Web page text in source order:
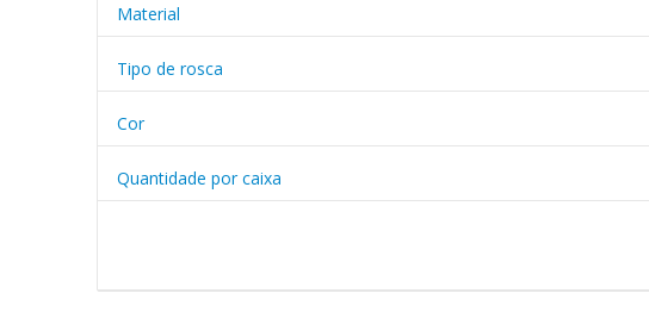
Material
Tipo de rosca
Cor
Quantidade por caixa